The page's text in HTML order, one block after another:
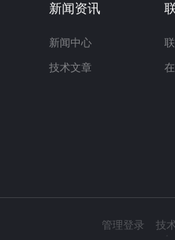
新闻资讯
新闻中心
技术文章
管理登录 技术